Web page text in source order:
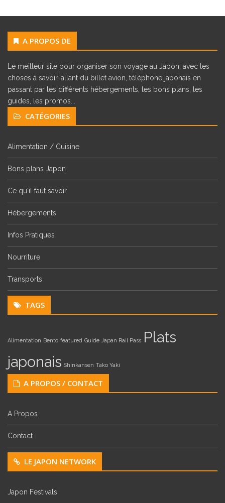
A PROPOS DE
Le meilleur site pour organiser son voyage au Japon, avec les
choses à savoir, allant du billet avion, téléphone japonais en
passant par les différents hébergements, les bons plans, les
guides, les promos...
CATÉGORIES
Alimentation / Cuisine
Bons plans Japon
Ce qu'il faut savoir
Hébergements
Infos Pratiques
Nourriture
Transports
TAGS
Alimentation Bento featured Guide Japan Rail Pass Plats
japonais Shinkansen Tako Yaki
A PROPOS / CONTACT
A Propos
Contact
LE JAPON NETWORK
Japon Festivals